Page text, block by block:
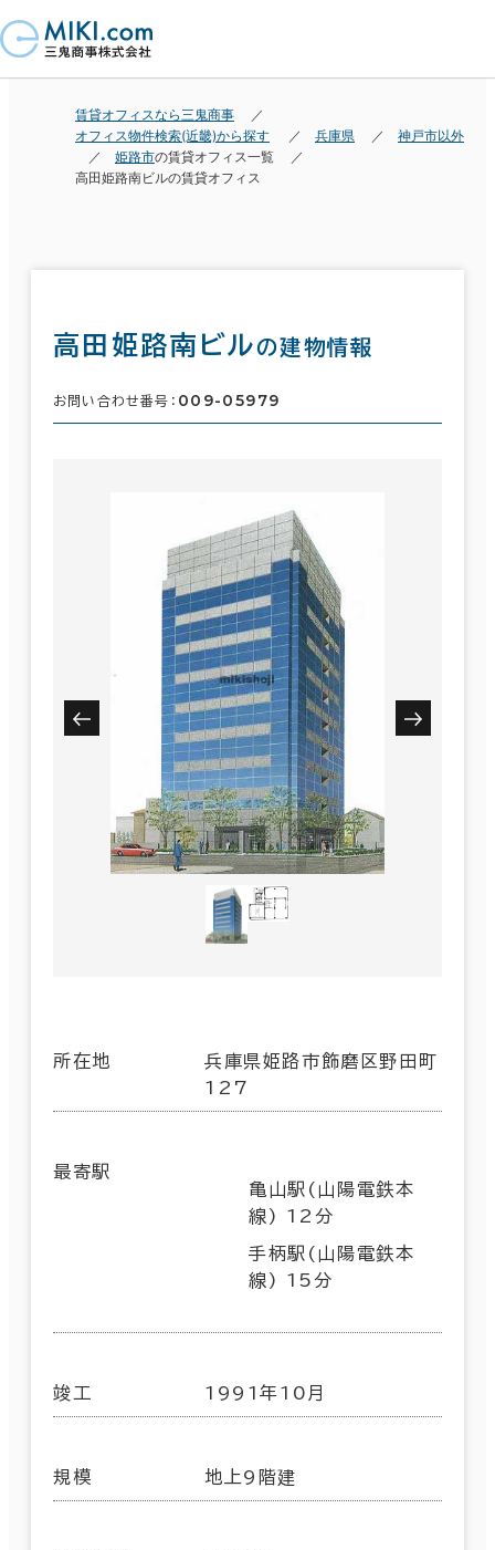
賃貸オフィスなら三鬼商事
オフィス物件検索(近畿)から探す
兵庫県
神戸市以外
姫路市の賃貸オフィス一覧
高田姫路南ビルの賃貸オフィス
高田姫路南ビルの建物情報
お問い合わせ番号： 009-05979
所在地
兵庫県姫路市飾磨区野田町
127
最寄駅
亀山駅(山陽電鉄本
線) 12分
手柄駅(山陽電鉄本
線) 15分
竣工 1991年10月
規模 地上9階建